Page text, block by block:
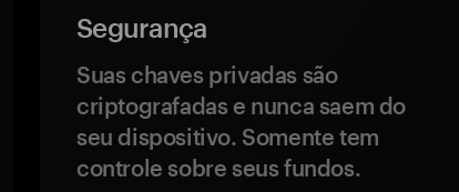
Segurança
Suas chaves privadas são
criptografadas e nunca saem do
seu dispositivo. Somente tem
controle sobre seus fundos.